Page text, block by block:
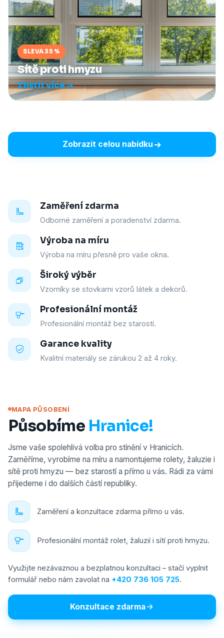
SLEVA 35 %
Sítě proti hmyzu
Zjistit více
Zobrazit celou nabídku
Zaměření zdarma
Odborné zaměření a poradenství zdarma.
Výroba na míru
Výroba na míru přesně pro vaše okna.
Široký výběr
Vzorníky se stovkami vzorů látek a dekorů.
Profesionální montáž
Profesionální montáž bez starostí.
Garance kvality
Kvalitní materiály se zárukou 2 až 4 roky.
MAPA PŮSOBENÍ
Působíme Hranice!
Jsme vaše spolehlivá volba pro stínění v Hranicích.
Zaměříme, vyrobíme na míru a namontujeme rolety, žaluzie i
sítě proti hmyzu — bez starostí a přímo u vás. Rádi za vámi
přijedeme i do dalších částí republiky.
Zaměření a konzultace zdarma přímo u vás.
Profesionální montáž rolet, žaluzií i sítí proti hmyzu.
Využijte nezávaznou a bezplatnou konzultaci – stačí vyplnit
formulář nebo nám zavolat na +420 736 105 725.
Konzultace zdarma